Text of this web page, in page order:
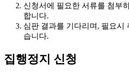
신청서에 필요한 서류를 첨부
합니다.
심판 결과를 기다리며, 필요시
습니다.
집행정지 신청